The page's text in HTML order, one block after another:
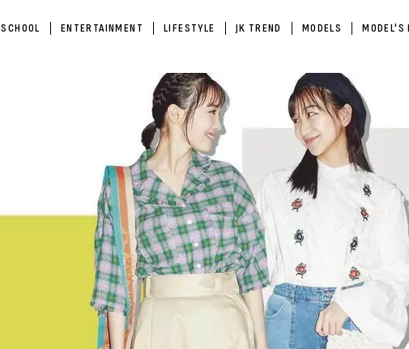
SCHOOL ENTERTAINMENT LIFESTYLE JK TREND MODELS MODEL'S